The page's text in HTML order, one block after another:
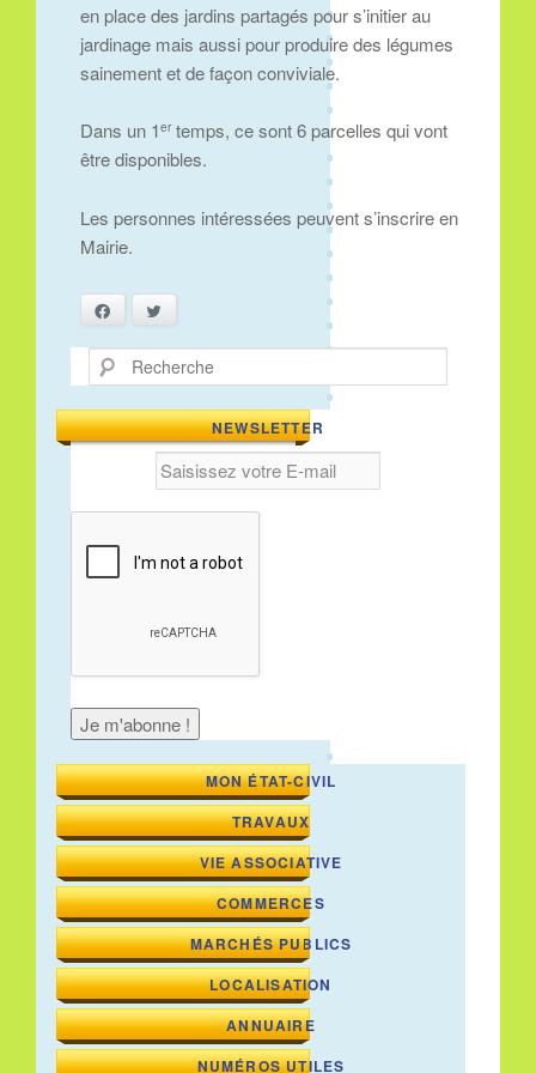
en place des jardins partagés pour s’initier au
jardinage mais aussi pour produire des légumes
sainement et de façon conviviale.
Dans un 1ertemps, ce sont 6 parcelles qui vont
être disponibles.
Les personnes intéressées peuvent s’inscrire en
Mairie.
Facebook
Recherche
NEWSLETTER
MON ÉTAT-CIVIL
TRAVAUX
VIE ASSOCIATIVE
COMMERCES
MARCHÉS PUBLICS
LOCALISATION
ANNUAIRE
NUMÉROS UTILES